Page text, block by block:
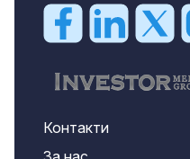
Контакти